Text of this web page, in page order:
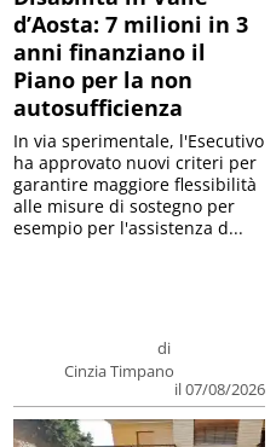
d’Aosta: 7 milioni in 3
anni finanziano il
Piano per la non
autosufficienza
di
Cinzia Timpano
il 07/08/2026
In via sperimentale, l'Esecutivo
ha approvato nuovi criteri per
garantire maggiore flessibilità
alle misure di sostegno per
esempio per l'assistenza d...